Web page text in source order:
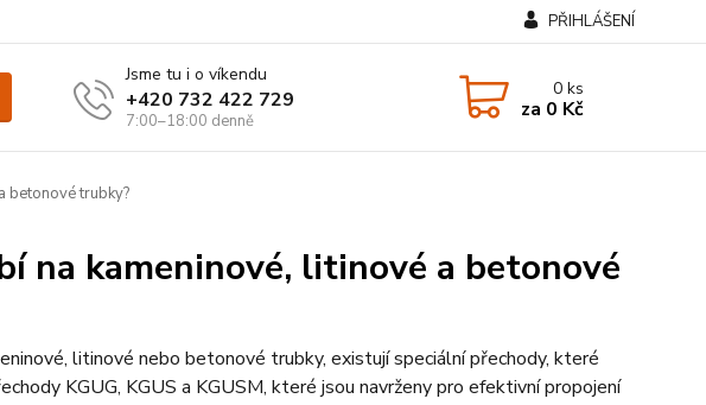
PŘIHLÁŠENÍ
Jsme tu i o víkendu
+420 732 422 729
7:00–18:00 denně
0ks
za 0 Kč
betonové trubky?
na kameninové, litinové a betonové
litinové nebo betonové trubky, existují speciální přechody, které
KGUG, KGUS a KGUSM, které jsou navrženy pro efektivní propojení